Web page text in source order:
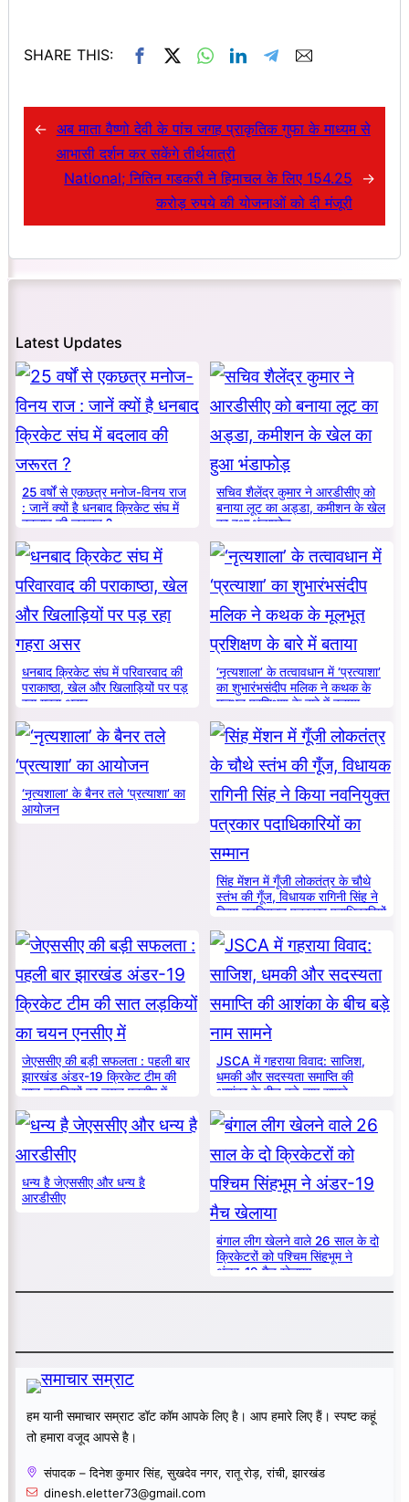
SHARE THIS:
← अब माता वैष्णो देवी के पांच जगह प्राकृतिक गुफा के माध्यम से
आभासी दर्शन कर सकेंगे तीर्थयात्री
National; नितिन गडकरी ने हिमाचल के लिए 154.25
करोड़ रुपये की योजनाओं को दी मंजूरी
→
Latest Updates
25 वर्षों से एकछत्र मनोज-विनय राज
: जानें क्यों है धनबाद क्रिकेट संघ में
बदलाव की जरूरत ?
सचिव शैलेंद्र कुमार ने आरडीसीए को
बनाया लूट का अड्डा, कमीशन के खेल
का हुआ भंडाफोड़
धनबाद क्रिकेट संघ में परिवारवाद की
पराकाष्ठा, खेल और खिलाड़ियों पर पड़
रहा गहरा असर
‘नृत्यशाला’ के तत्वावधान में ‘प्रत्याशा’
का शुभारंभसंदीप मलिक ने कथक के
मूलभूत प्रशिक्षण के बारे में बताया
‘नृत्यशाला’ के बैनर तले ‘प्रत्याशा’ का
आयोजन
सिंह मेंशन में गूँजी लोकतंत्र के चौथे
स्तंभ की गूँज, विधायक रागिनी सिंह ने
किया नवनियुक्त पत्रकार पदाधिकारियों
का सम्मान
जेएससीए की बड़ी सफलता : पहली बार
झारखंड अंडर-19 क्रिकेट टीम की
सात लड़कियों का चयन एनसीए में
JSCA में गहराया विवाद: साजिश,
धमकी और सदस्यता समाप्ति की
आशंका के बीच बड़े नाम सामने
धन्य है जेएससीए और धन्य है
आरडीसीए
बंगाल लीग खेलने वाले 26 साल के दो
क्रिकेटरों को पश्चिम सिंहभूम ने
अंडर-19 मैच खेलाया
हम यानी समाचार सम्राट डॉट कॉम आपके लिए है। आप हमारे लिए हैं। स्पष्ट कहूं
तो हमारा वजूद आपसे है।
संपादक – दिनेश कुमार सिंह, सुखदेव नगर, रातू रोड़, रांची, झारखंड
dinesh.eletter73@gmail.com